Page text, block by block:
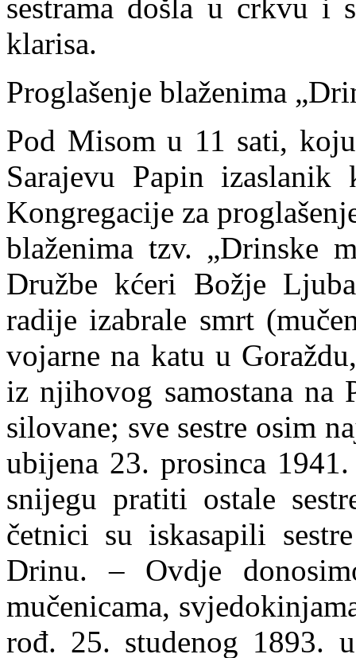
sestrama došla u crkvu i
klarisa.
Proglašenje blaženima
Pod Misom u 11 sati,
Sarajevu Papin
Kongregacije za
blaženima tzv. „Drinske
Družbe kćeri Božje
radije izabrale smrt
vojarne na katu u
iz njihovog samostana na
silovane; sve sestre osim
ubijena 23. prosinca
snijegu pratiti ostale
četnici su iskasapili
Drinu. – Ovdje
mučenicama,
rođ. 25. studenog 1893.